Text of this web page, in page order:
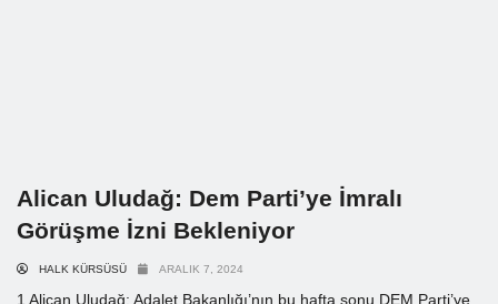
Alican Uludağ: Dem Parti’ye İmralı
Görüşme İzni Bekleniyor
HALK KÜRSÜSÜ ARALIK 7, 2024
1 Alican Uludağ: Adalet Bakanlığı’nın bu hafta sonu DEM Parti’ye